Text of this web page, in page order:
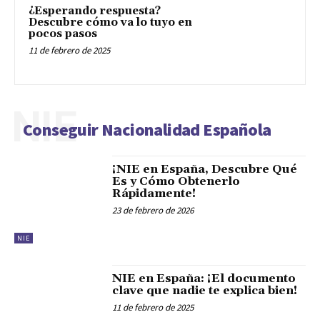
¿Esperando respuesta?
Descubre cómo va lo tuyo en
pocos pasos
11 de febrero de 2025
Conseguir Nacionalidad Española
NIE
NIE
¡NIE en España, Descubre Qué
Es y Cómo Obtenerlo
Rápidamente!
23 de febrero de 2026
NIE en España: ¡El documento
clave que nadie te explica bien!
11 de febrero de 2025